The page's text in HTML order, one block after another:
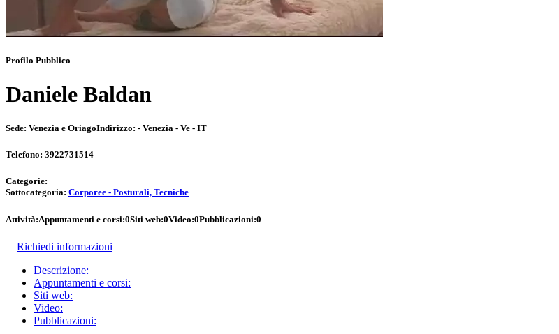
Profilo Pubblico
Daniele Baldan
Sede: Venezia e OriagoIndirizzo: - Venezia - Ve - IT
Telefono: 3922731514
Categorie:
Sottocategoria: Corporee - Posturali, Tecniche
Attività:Appuntamenti e corsi:0Siti web:0Video:0Pubblicazioni:0
Richiedi informazioni
Descrizione:
Appuntamenti e corsi:
Siti web:
Video:
Pubblicazioni: